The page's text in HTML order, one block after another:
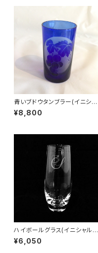
青いブドウタンブラー(イニシャ
ル彫刻)
¥8,800
ハイボールグラス(イニシャル彫
刻)
¥6,050